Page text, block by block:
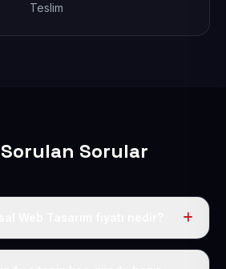
Teslim
Sorulan Sorular
50 USD + KDV. Bu bedele alan